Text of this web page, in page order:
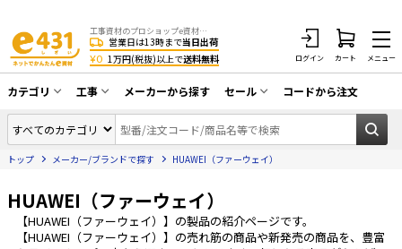
工事資材のプロショップe資材 CATV・アンテナ・防犯・光・LAN・電気・空調工事など
営業日は13時まで当日出荷
¥0 1万円(税抜)以上で送料無料 ログイン カート メニュー
カテゴリ
同軸ケーブル／テレビ用接栓／関連工具
アンテナ・取付金具・ブースター／CATV
配線補助具（モール・結束バンド・テー
プ類 他）
防犯工事関連
工事
CATV・アンテナ工事
光工事・FTTH工事
エアコン・換気扇工事
防犯カメラ工事
メーカーから探す セール
在庫一掃セール
コードから注文
トップ メーカー/ブランドで探す HUAWEI（ファーウェイ）
HUAWEI（ファーウェイ）
【HUAWEI（ファーウェイ）】の製品の紹介ページです。
【HUAWEI（ファーウェイ）】の売れ筋の商品や新発売の商品を、豊富